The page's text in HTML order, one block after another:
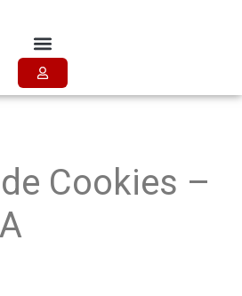
Cookies
Cookies –